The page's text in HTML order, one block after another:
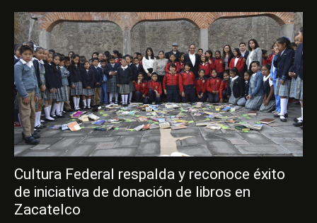
Cultura Federal respalda y reconoce éxito
de iniciativa de donación de libros en
Zacatelco